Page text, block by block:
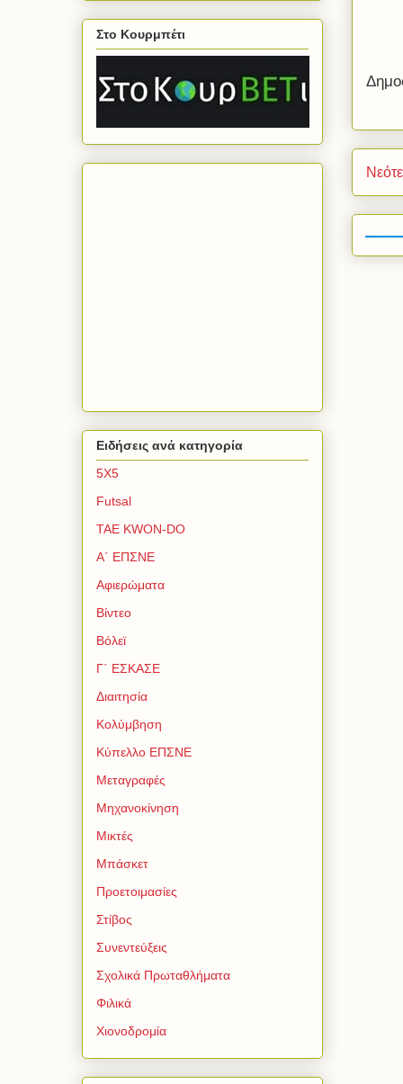
Στο Κουρμπέτι
Ειδήσεις ανά κατηγορία
5Χ5
Futsal
TAE KWON-DO
Α΄ ΕΠΣΝΕ
Αφιερώματα
Βίντεο
Βόλεϊ
Γ΄ ΕΣΚΑΣΕ
Διαιτησία
Κολύμβηση
Κύπελλο ΕΠΣΝΕ
Μεταγραφές
Μηχανοκίνηση
Μικτές
Μπάσκετ
Προετοιμασίες
Στίβος
Συνεντεύξεις
Σχολικά Πρωταθλήματα
Φιλικά
Χιονοδρομία